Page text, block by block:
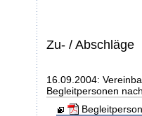
Zu- / Abschläge
16.09.2004:
Begleitpersonen